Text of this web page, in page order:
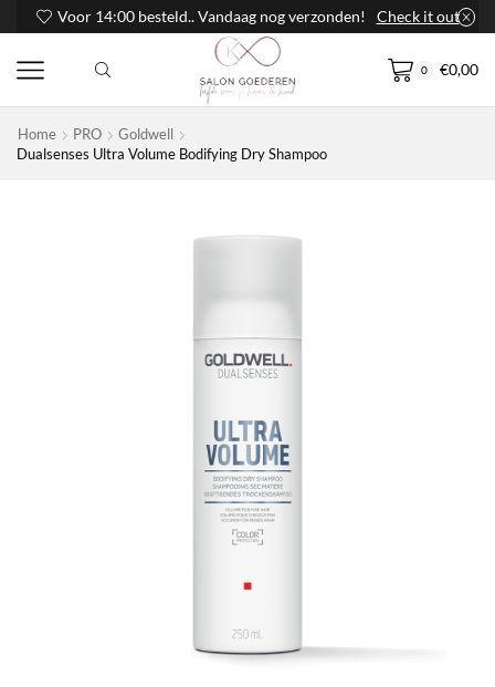
Voor 14:00 besteld.. Vandaag nog verzonden! Check it out
0 €0,00
Home PRO
Goldwell
Dualsenses Ultra Volume Bodifying Dry Shampoo